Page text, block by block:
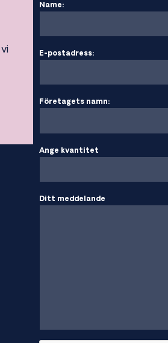
Name:
E-postadress:
Företagets namn:
Ange kvantitet
Ditt meddelande